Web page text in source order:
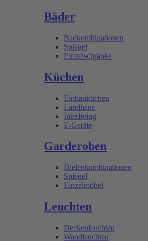
Bäder
Badkombinationen
Spiegel
Einzelschränke
Küchen
Einbauküchen
Landhaus
Interliving
E-Geräte
Garderoben
Dielenkombinationen
Spiegel
Einzelmöbel
Leuchten
Deckenleuchten
Wandleuchten